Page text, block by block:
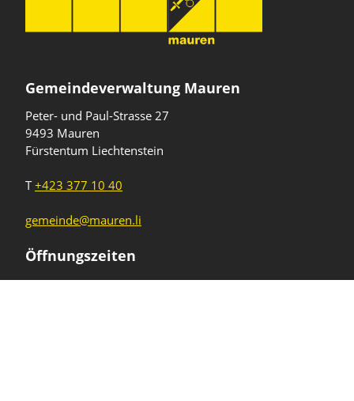
Gemeindeverwaltung Mauren
Peter- und Paul-Strasse 27
9493 Mauren
Fürstentum Liechtenstein
T+423 377 10 40
gemeinde@mauren.li
Öffnungszeiten
WochentageUhrzeiten